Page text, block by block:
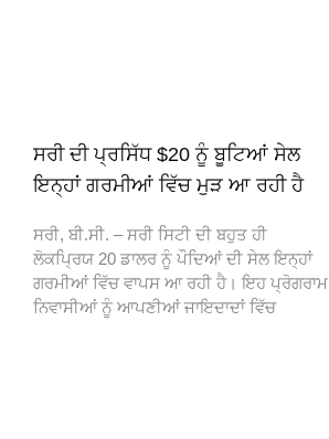
ਸਰੀ ਦੀ ਪ੍ਰਸਿੱਧ $20 ਨੂੰ ਬੂਟਿਆਂ ਸੇਲ
ਇਨ੍ਹਾਂ ਗਰਮੀਆਂ ਵਿੱਚ ਮੁੜ ਆ ਰਹੀ ਹੈ
ਸਰੀ, ਬੀ.ਸੀ. – ਸਰੀ ਸਿਟੀ ਦੀ ਬਹੁਤ ਹੀ
ਲੋਕਪ੍ਰਿਯ 20 ਡਾਲਰ ਨੂੰ ਪੌਦਿਆਂ ਦੀ ਸੇਲ ਇਨ੍ਹਾਂ
ਗਰਮੀਆਂ ਵਿੱਚ ਵਾਪਸ ਆ ਰਹੀ ਹੈ। ਇਹ ਪ੍ਰੋਗਰਾਮ
ਨਿਵਾਸੀਆਂ ਨੂੰ ਆਪਣੀਆਂ ਜਾਇਦਾਦਾਂ ਵਿੱਚ